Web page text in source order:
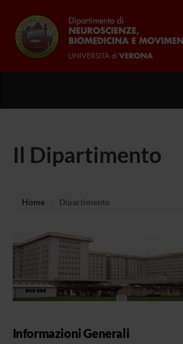
Il Dipartimento
Home Dipartimento
Informazioni Generali